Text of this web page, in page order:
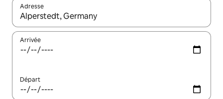
Adresse
Lorsque les résultats s'affichent, utilisez les flèches vers le
Arrivée
Départ